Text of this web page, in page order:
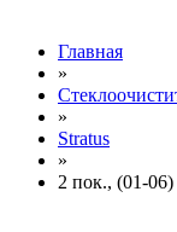
Главная
»
»
Stratus
»
2 пок., (01-06)